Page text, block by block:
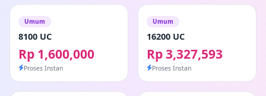
Umum
8100 UC
Rp 1,600,000
Proses Instan
Umum
16200 UC
Rp 3,327,593
Proses Instan